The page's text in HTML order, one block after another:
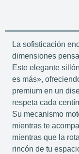
La sofisticación
dimensiones
Este elegante
es más»,
premium en un
respeta cada
Su mecanismo
mientras te
mientras que la
rincón de tu